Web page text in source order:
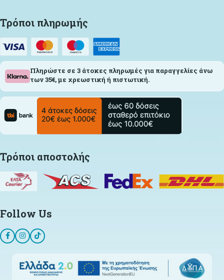
Τρόποι πληρωμής
Πληρώστε σε 3 άτοκες πληρωμές για παραγγελίες άνω
των 35€, με χρεωστική ή πιστωτική.
Τρόποι αποστολής
Follow Us